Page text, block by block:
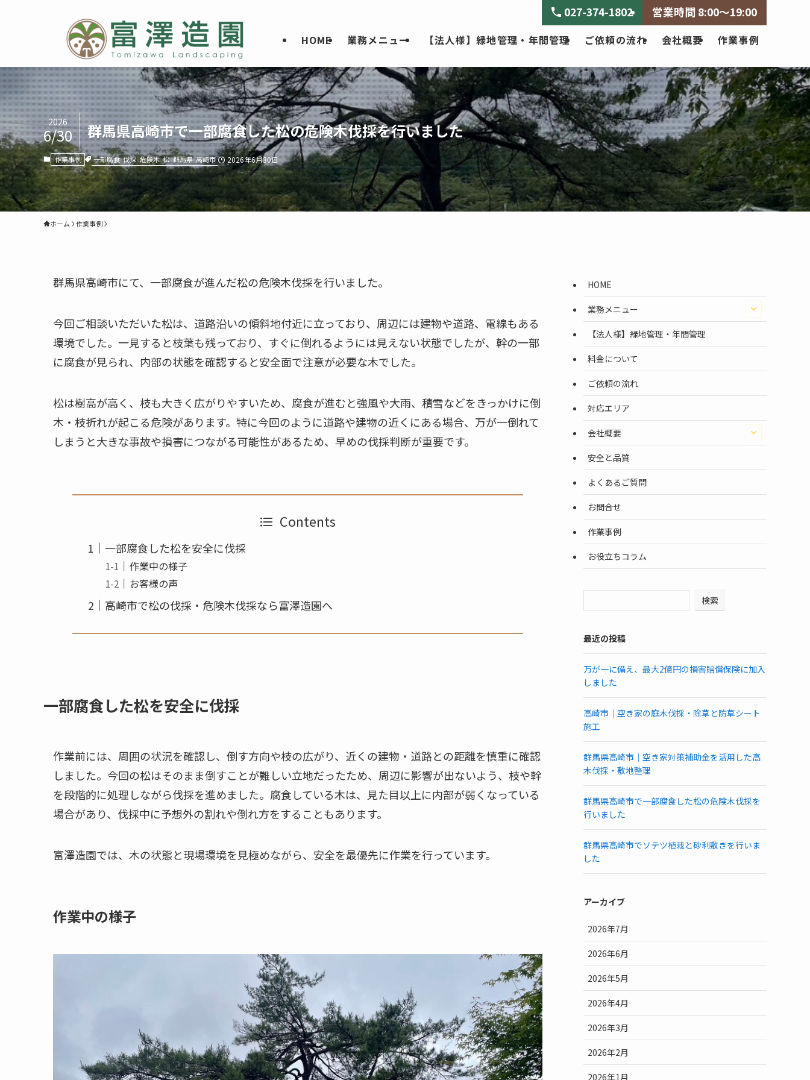
HOME 業務メニュー 【法人様】緑地管理・年間管理 ご依頼の流れ 会社概要 作業事例
027-374-1802 営業時間 8:00～19:00
群馬県高崎市で一部腐食した松の危険木伐採を行いました
2026
6/30
作業事例 一部腐食 伐採 危険木 松 群馬県 高崎市 2026年6月30日
ホーム 作業事例
群馬県高崎市にて、一部腐食が進んだ松の危険木伐採を行いました。
今回ご相談いただいた松は、道路沿いの傾斜地付近に立っており、周辺には建物や道路、電線もある
環境でした。一見すると枝葉も残っており、すぐに倒れるようには見えない状態でしたが、幹の一部
に腐食が見られ、内部の状態を確認すると安全面で注意が必要な木でした。
松は樹高が高く、枝も大きく広がりやすいため、腐食が進むと強風や大雨、積雪などをきっかけに倒
木・枝折れが起こる危険があります。特に今回のように道路や建物の近くにある場合、万が一倒れて
しまうと大きな事故や損害につながる可能性があるため、早めの伐採判断が重要です。
Contents
一部腐食した松を安全に伐採
作業中の様子
お客様の声
高崎市で松の伐採・危険木伐採なら富澤造園へ
一部腐食した松を安全に伐採
作業前には、周囲の状況を確認し、倒す方向や枝の広がり、近くの建物・道路との距離を慎重に確認
しました。今回の松はそのまま倒すことが難しい立地だったため、周辺に影響が出ないよう、枝や幹
を段階的に処理しながら伐採を進めました。腐食している木は、見た目以上に内部が弱くなっている
場合があり、伐採中に予想外の割れや倒れ方をすることもあります。
富澤造園では、木の状態と現場環境を見極めながら、安全を最優先に作業を行っています。
作業中の様子
HOME
業務メニュー
【法人様】緑地管理・年間管理
料金について
ご依頼の流れ
対応エリア
会社概要
安全と品質
よくあるご質問
お問合せ
作業事例
お役立ちコラム
検索
最近の投稿
万が一に備え、最大2億円の損害賠償保険に加入
しました
高崎市｜空き家の庭木伐採・除草と防草シート
施工
群馬県高崎市｜空き家対策補助金を活用した高
木伐採・敷地整理
群馬県高崎市で一部腐食した松の危険木伐採を
行いました
群馬県高崎市でソテツ植栽と砂利敷きを行いま
した
アーカイブ
2026年7月
2026年6月
2026年5月
2026年4月
2026年3月
2026年2月
2026年1月